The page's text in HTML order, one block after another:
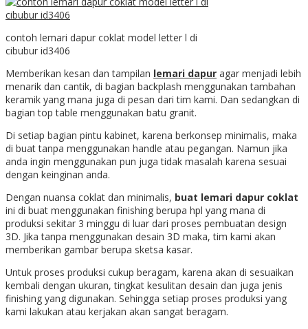
contoh lemari dapur coklat model letter l di
cibubur id3406
Memberikan kesan dan tampilan lemari dapur agar menjadi lebih
menarik dan cantik, di bagian backplash menggunakan tambahan
keramik yang mana juga di pesan dari tim kami. Dan sedangkan di
bagian top table menggunakan batu granit.
Di setiap bagian pintu kabinet, karena berkonsep minimalis, maka
di buat tanpa menggunakan handle atau pegangan. Namun jika
anda ingin menggunakan pun juga tidak masalah karena sesuai
dengan keinginan anda.
Dengan nuansa coklat dan minimalis, buat lemari dapur coklat
ini di buat menggunakan finishing berupa hpl yang mana di
produksi sekitar 3 minggu di luar dari proses pembuatan design
3D. Jika tanpa menggunakan desain 3D maka, tim kami akan
memberikan gambar berupa sketsa kasar.
Untuk proses produksi cukup beragam, karena akan di sesuaikan
kembali dengan ukuran, tingkat kesulitan desain dan juga jenis
finishing yang digunakan. Sehingga setiap proses produksi yang
kami lakukan atau kerjakan akan sangat beragam.